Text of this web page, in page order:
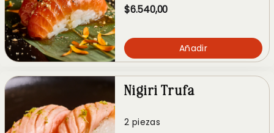
$6.540,00
Añadir
Nigiri Trufa
2 piezas